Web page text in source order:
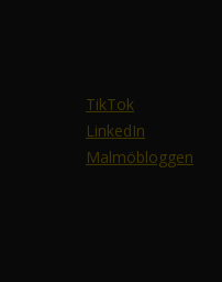
TikTok
LinkedIn
Malmöbloggen